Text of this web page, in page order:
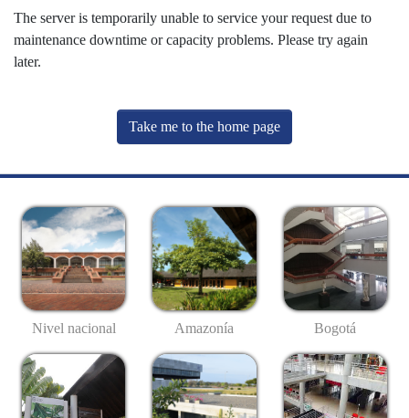
The server is temporarily unable to service your request due to
maintenance downtime or capacity problems. Please try again
later.
Take me to the home page
Nivel nacional Amazonía Bogotá